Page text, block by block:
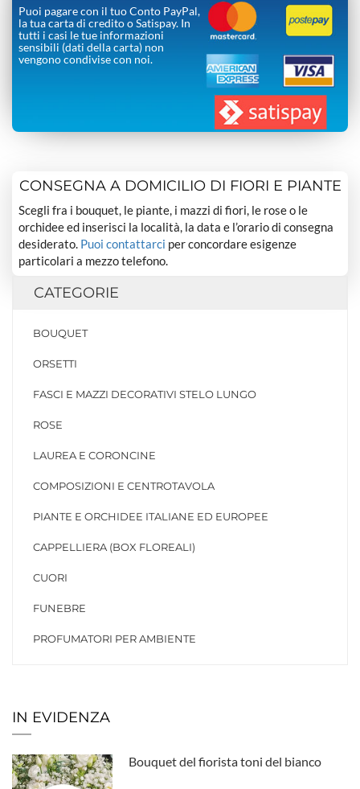
Puoi pagare con il tuo Conto PayPal,
la tua carta di credito o Satispay. In
tutti i casi le tue informazioni
sensibili (dati della carta) non
vengono condivise con noi.
CONSEGNA A DOMICILIO DI FIORI E PIANTE
Scegli fra i bouquet, le piante, i mazzi di fiori, le rose o le
orchidee ed inserisci la località, la data e l’orario di consegna
desiderato. Puoi contattarci per concordare esigenze
particolari a mezzo telefono.
CATEGORIE
BOUQUET
ORSETTI
FASCI E MAZZI DECORATIVI STELO LUNGO
ROSE
LAUREA E CORONCINE
COMPOSIZIONI E CENTROTAVOLA
PIANTE E ORCHIDEE ITALIANE ED EUROPEE
CAPPELLIERA (BOX FLOREALI)
CUORI
FUNEBRE
PROFUMATORI PER AMBIENTE
IN EVIDENZA
Bouquet del fiorista toni del bianco